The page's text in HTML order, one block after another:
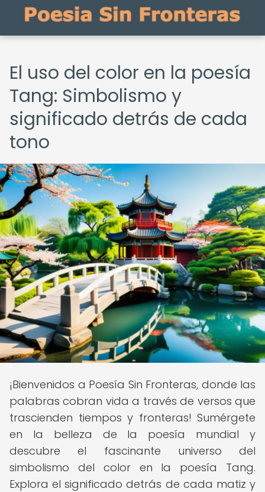
El uso del color en la poesía
Tang: Simbolismo y
significado detrás de cada
tono
¡Bienvenidos a Poesía Sin Fronteras, donde las
palabras cobran vida a través de versos que
trascienden tiempos y fronteras! Sumérgete
en la belleza de la poesía mundial y
descubre el fascinante universo del
simbolismo del color en la poesía Tang.
Explora el significado detrás de cada matiz y